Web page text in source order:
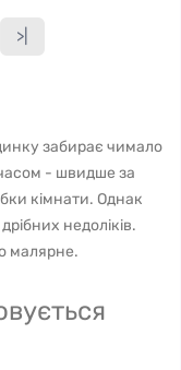
>|
забирає чимало
- швидше за
кімнати. Однак
недоліків.
малярне.